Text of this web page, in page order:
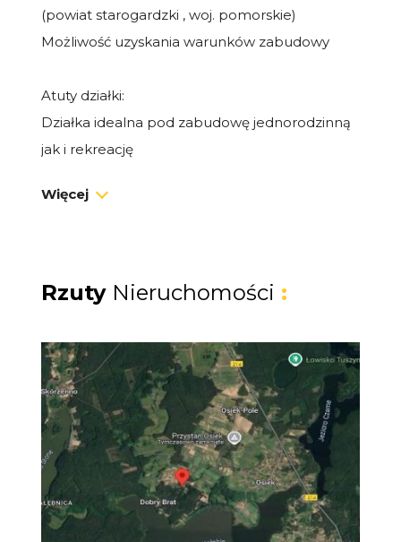
(powiat starogardzki , woj. pomorskie)
Możliwość uzyskania warunków zabudowy
Atuty działki:
Działka idealna pod zabudowę jednorodzinną
jak i rekreację
osób szukających spokoju
Bliskość jeziora Kałębie oraz terenów
rekreacyjnych
Osiek to malownicza , spokojna miejscowość
położona na południu województwa
pomorskiego w powiecie starogardzkim.
Miejscowość otoczona lasami i jeziorami jest
idealnym miejscem zarówno do zamieszkania
jak i wypoczynku.
W okolicy znajduje się jezioro Kałębie - jedno z
Więcej
Rzuty Nieruchomości :